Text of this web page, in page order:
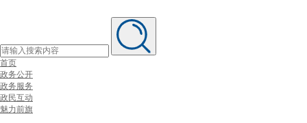
首页
政务公开
政务服务
政民互动
魅力前旗